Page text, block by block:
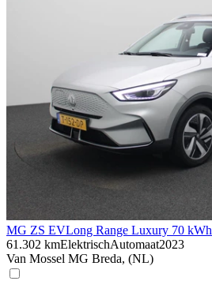
MG ZS EVLong Range Luxury 70 kWh
61.302 kmElektrischAutomaat2023
Van Mossel MG Breda, (NL)